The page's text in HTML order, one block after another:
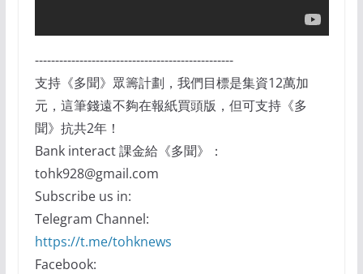
-------------------------------------------------
支持《多聞》眾籌計劃，我們目標是集資12萬加
元，這筆錢遠不夠在報紙買頭版，但可支持《多
聞》抗共2年！
Bank interact 課金給《多聞》：
tohk928@gmail.com
Subscribe us in:
Telegram Channel:
https://t.me/tohknews
Facebook: